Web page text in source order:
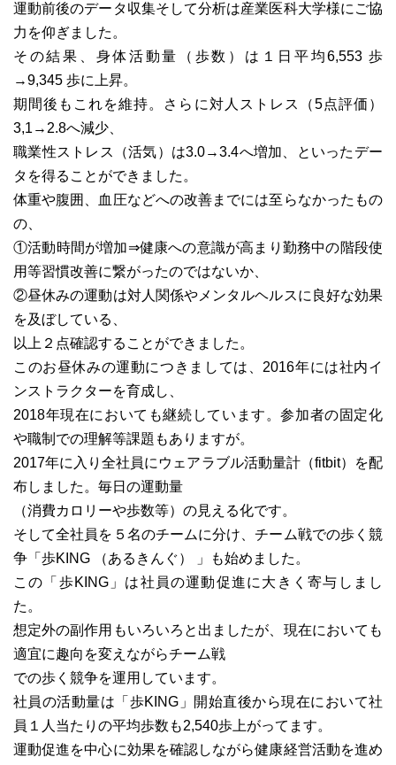
運動前後のデータ収集そして分析は産業医科大学様にご協
力を仰ぎました。
その結果、身体活動量（歩数）は１日平均6,553 歩
→9,345 歩に上昇。
期間後もこれを維持。さらに対人ストレス（5点評価）
3,1→2.8へ減少、
職業性ストレス（活気）は3.0→3.4へ増加、といったデー
タを得ることができました。
体重や腹囲、血圧などへの改善までには至らなかったもの
の、
①活動時間が増加⇒健康への意識が高まり勤務中の階段使
用等習慣改善に繋がったのではないか、
②昼休みの運動は対人関係やメンタルヘルスに良好な効果
を及ぼしている、
以上２点確認することができました。
このお昼休みの運動につきましては、2016年には社内イ
ンストラクターを育成し、
2018年現在においても継続しています。参加者の固定化
や職制での理解等課題もありますが。
2017年に入り全社員にウェアラブル活動量計（fitbit）を配
布しました。毎日の運動量
（消費カロリーや歩数等）の見える化です。
そして全社員を５名のチームに分け、チーム戦での歩く競
争「歩KING （あるきんぐ） 」も始めました。
この「歩KING」は社員の運動促進に大きく寄与しまし
た。
想定外の副作用もいろいろと出ましたが、現在においても
適宜に趣向を変えながらチーム戦
での歩く競争を運用しています。
社員の活動量は「歩KING」開始直後から現在において社
員１人当たりの平均歩数も2,540歩上がってます。
運動促進を中心に効果を確認しながら健康経営活動を進め